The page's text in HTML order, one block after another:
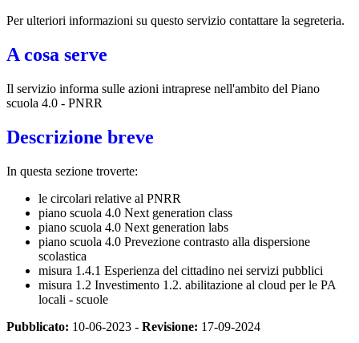
Per ulteriori informazioni su questo servizio contattare la segreteria.
A cosa serve
Il servizio informa sulle azioni intraprese nell'ambito del Piano
scuola 4.0 - PNRR
Descrizione breve
In questa sezione troverte:
le circolari relative al PNRR
piano scuola 4.0 Next generation class
piano scuola 4.0 Next generation labs
piano scuola 4.0 Prevezione contrasto alla dispersione
scolastica
misura 1.4.1 Esperienza del cittadino nei servizi pubblici
misura 1.2 Investimento 1.2. abilitazione al cloud per le PA
locali - scuole
Pubblicato: 10-06-2023 - Revisione: 17-09-2024